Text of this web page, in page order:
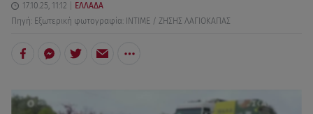
17.10.25, 11:12
ΕΛΛΑΔΑ
Πηγή: Εξωτερική φωτογραφία: INTIME / ΖΗΣΗΣ ΛΑΓΙΟΚΑΠΑΣ